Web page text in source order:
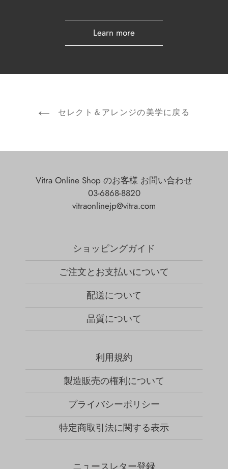
Learn more
セレクト＆アレンジの美学に戻る
Vitra Online Shop のお客様 お問い合わせ
03-6868-8820
vitraonlinejp@vitra.com
ショッピングガイド
ご注文とお支払いについて
配送について
品質について
利用規約
製造販売の権利について
プライバシーポリシー
特定商取引法に関する表示